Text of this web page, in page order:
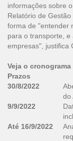
informações sobre
Relatório de
forma de "entender
para o transporte,
empresas", justifica
Veja o
Prazos
30/8/2022
do
9/9/2022
Até 16/9/2022